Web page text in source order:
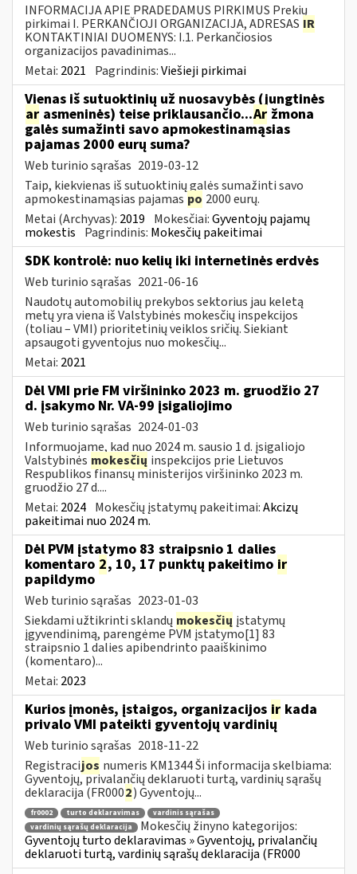
INFORMACIJA APIE PRADEDAMUS PIRKIMUS Prekių
pirkimai I. PERKANČIOJI ORGANIZACIJA, ADRESAS IR
KONTAKTINIAI DUOMENYS: I.1. Perkančiosios
organizacijos pavadinimas...
Metai: 2021 Pagrindinis:Viešieji pirkimai
Vienas iš sutuoktinių už nuosavybės (jungtinės
ar asmeninės) teise priklausančio...Ar žmona
galės sumažinti savo apmokestinamąsias
pajamas 2000 eurų suma?
Web turinio sąrašas 2019-03-12
Taip, kiekvienas iš sutuoktinių galės sumažinti savo
apmokestinamąsias pajamas po 2000 eurų.
Metai (Archyvas): 2019 Mokesčiai:Gyventojų pajamų
mokestis Pagrindinis: Mokesčių pakeitimai
SDK kontrolė: nuo kelių iki internetinės erdvės
Web turinio sąrašas 2021-06-16
Naudotų automobilių prekybos sektorius jau keletą
metų yra viena iš Valstybinės mokesčių inspekcijos
(toliau – VMI) prioritetinių veiklos sričių. Siekiant
apsaugoti gyventojus nuo mokesčių...
Metai: 2021
Dėl VMI prie FM viršininko 2023 m. gruodžio 27
d. įsakymo Nr. VA-99 įsigaliojimo
Web turinio sąrašas 2024-01-03
Informuojame, kad nuo 2024 m. sausio 1 d. įsigaliojo
Valstybinės mokesčių inspekcijos prie Lietuvos
Respublikos finansų ministerijos viršininko 2023 m.
gruodžio 27 d....
Metai: 2024 Mokesčių įstatymų pakeitimai:Akcizų
pakeitimai nuo 2024 m.
Dėl PVM įstatymo 83 straipsnio 1 dalies
komentaro 2, 10, 17 punktų pakeitimo ir
papildymo
Web turinio sąrašas 2023-01-03
Siekdami užtikrinti sklandų mokesčių įstatymų
įgyvendinimą, parengėme PVM įstatymo[1] 83
straipsnio 1 dalies apibendrinto paaiškinimo
(komentaro)...
Metai: 2023
Kurios įmonės, įstaigos, organizacijos ir kada
privalo VMI pateikti gyventojų vardinių
Web turinio sąrašas 2018-11-22
Registracijos numeris KM1344 Ši informacija skelbiama:
Gyventojų, privalančių deklaruoti turtą, vardinių sąrašų
deklaracija (FR0002) Gyventojų...
fr0002 turto deklaravimas
vardinis sąrašas
vardinių sąrašų deklaracija
Mokesčių žinyno kategorijos:
Gyventojų turto deklaravimas » Gyventojų, privalančių
deklaruoti turtą, vardinių sąrašų deklaracija (FR000